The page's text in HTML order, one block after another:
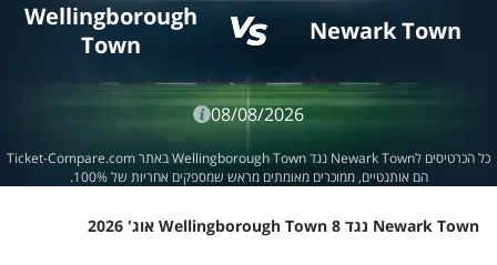
Newark Town
Wellingborough
Town
08/08/2026
כל הכרטיסים לNewark Town נגד Wellingborough Town באתר Ticket-Compare.com
הם אותנטיים, ממוכרים מאומתים מראש שמספקים אחריות של 100%.
Newark Town נגד Wellingborough Town 8 אוג' 2026